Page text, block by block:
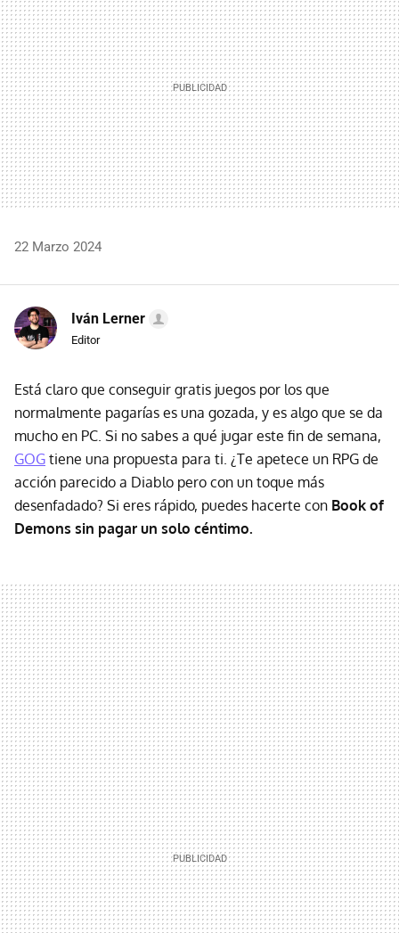
22 Marzo 2024
Iván Lerner
Editor
Está claro que conseguir gratis juegos por los que
normalmente pagarías es una gozada, y es algo que se da
mucho en PC. Si no sabes a qué jugar este fin de semana,
GOG tiene una propuesta para ti. ¿Te apetece un RPG de
acción parecido a Diablo pero con un toque más
desenfadado? Si eres rápido, puedes hacerte con Book of
Demons sin pagar un solo céntimo.